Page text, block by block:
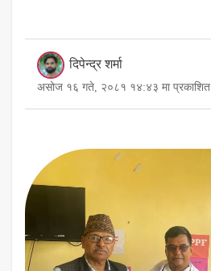
दिपेन्द्र शर्मा
असोज १६ गते, २०८१ १४:४३ मा प्रकाशित